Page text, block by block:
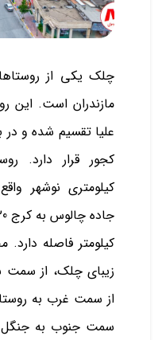
چلک یکی از
مازندران است. این
علیا تقسیم شده و
کیلومتری نوشهر
کیلومتر فاصله
زیبای چلک، از سمت
از سمت غرب به
سمت جنوب به جنگل